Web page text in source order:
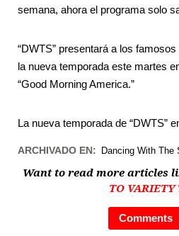
semana, ahora el programa solo
“DWTS” presentará a los
la nueva temporada este martes
“Good Morning America.”
La nueva temporada de “DWTS”
ARCHIVADO EN: Dancing With The
Want to read more articles
TO VARIETY
Comments